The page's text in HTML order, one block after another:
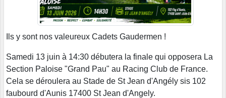
Ils y sont nos valeureux Cadets Gaudermen !
Samedi 13 juin à 14:30 débutera la finale qui opposera La
Section Paloise "Grand Pau" au Racing Club de France.
Cela se déroulera au Stade de St Jean d'Angély sis 102
faubourd d'Aunis 17400 St Jean d'Angely.